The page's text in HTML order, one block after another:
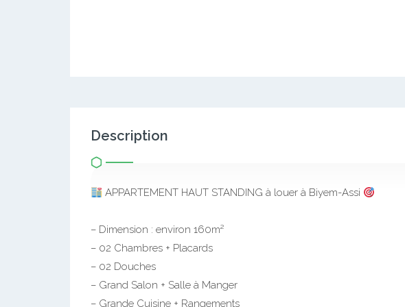
Description
APPARTEMENT HAUT STANDING à louer à Biyem-Assi
– Dimension : environ 160m²
– 02 Chambres + Placards
– 02 Douches
– Grand Salon + Salle à Manger
– Grande Cuisine + Rangements